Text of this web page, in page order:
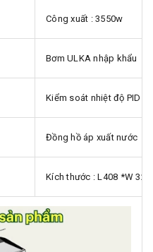
Công xuất : 3550w
Bơm ULKA nhập khẩu
Kiểm soát nhiệt độ PID
Đồng hồ áp xuất nước
Kích thước : L408 *W